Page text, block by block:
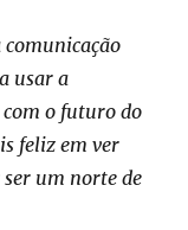
comunicação
usar a
o futuro do
feliz em ver
um norte de